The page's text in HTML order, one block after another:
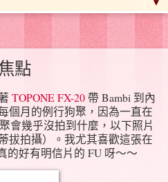
點
TOPONE FX-20 帶 Bambi 到內
個月的例行狗聚，因為一直在
會幾乎沒拍到什麼，以下照片
拔拍攝）。我尤其喜歡這張在
的好有明信片的 FU 呀～～